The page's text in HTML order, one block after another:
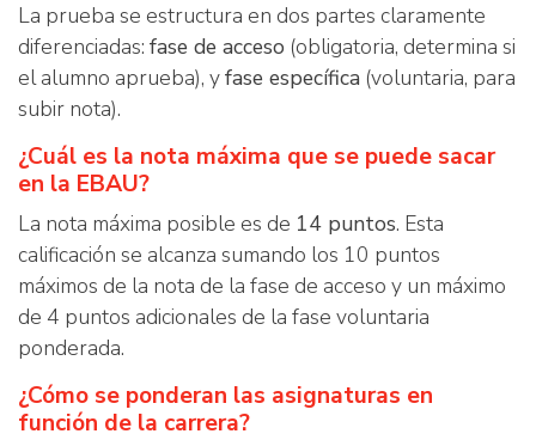
La prueba se estructura en dos partes claramente
diferenciadas: fase de acceso (obligatoria, determina si
el alumno aprueba), yfase específica (voluntaria, para
subir nota).
¿Cuál es la nota máxima que se puede sacar
en la EBAU?
La nota máxima posible es de 14 puntos. Esta
calificación se alcanza sumando los 10 puntos
máximos de la nota de la fase de acceso y un máximo
de 4 puntos adicionales de la fase voluntaria
ponderada.
¿Cómo se ponderan las asignaturas en
función de la carrera?